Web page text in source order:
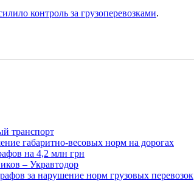
контроль за грузоперевозками.
транспорт
габаритно-весовых норм на дорогах
на 4,2 млн грн
– Укравтодор
за нарушение норм грузовых перевозок